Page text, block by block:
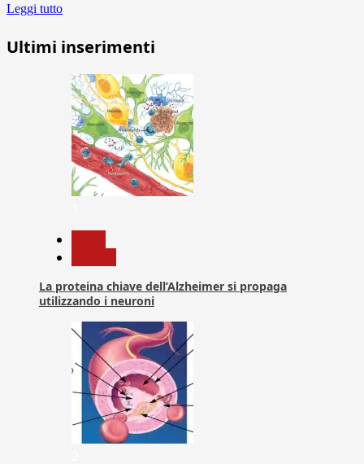
Leggi tutto
Ultimi inserimenti
La proteina chiave dell’Alzheimer si propaga
utilizzando i neuroni